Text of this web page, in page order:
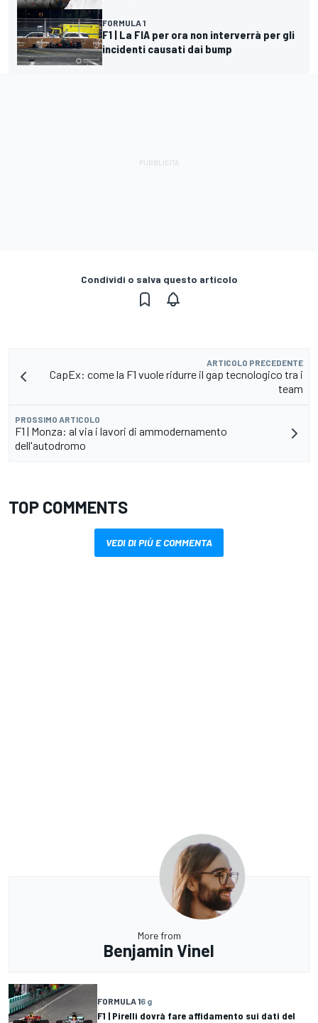
FORMULA 1
F1 | La FIA per ora non interverrà per gli
incidenti causati dai bump
Condividi o salva questo articolo
ARTICOLO PRECEDENTE
CapEx: come la F1 vuole ridurre il gap tecnologico tra i
team
PROSSIMO ARTICOLO
F1 | Monza: al via i lavori di ammodernamento
dell'autodromo
TOP COMMENTS
VEDI DI PIÙ E COMMENTA
More from
Benjamin Vinel
FORMULA 16 g
F1 | Pirelli dovrà fare affidamento sui dati del